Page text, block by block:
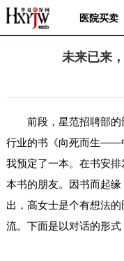
医院买卖
未来已来
前段，星范招聘部的
行业的书《向死而生——
我预定了一本。在书安
本书的朋友。因书而起
出，高女士是个有想法
流。下面是以对话的形式